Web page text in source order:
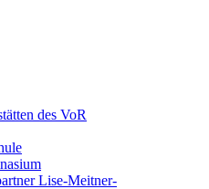
des VoR
Lise-Meitner-